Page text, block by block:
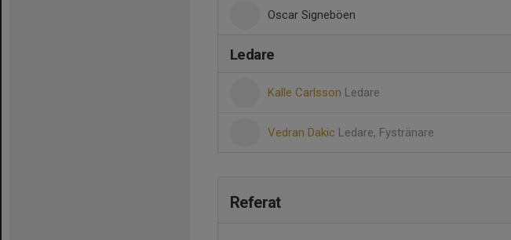
Oscar Signeböen
Ledare
Kalle Carlsson Ledare
Vedran Dakic Ledare, Fystränare
Referat